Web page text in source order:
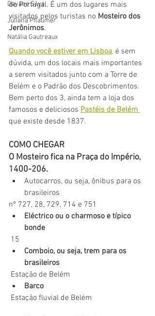
Dayane Silva
Juliana Pflaumer
Natália Gautreaux
de Portugal. É um dos lugares mais
visitados pelos turistas no Mosteiro dos
Jerônimos.
Quando você estiver em Lisboa, é sem
dúvida, um dos locais mais importantes
a serem visitados junto com a Torre de
Belém e o Padrão dos Descobrimentos.
Bem perto dos 3, ainda tem a loja dos
famosos e deliciosos Pastéis de Belém
que existe desde 1837.
COMO CHEGAR
O Mosteiro fica na Praça do Império,
1400-206.
Autocarros, ou seja, ônibus para os
brasileiros
nº 727, 28, 729, 714 e 751
Eléctrico ou o charmoso e típico
bonde
15
Comboio, ou seja, trem para os
brasileiros
Estação de Belém
Barco
Estação fluvial de Belém